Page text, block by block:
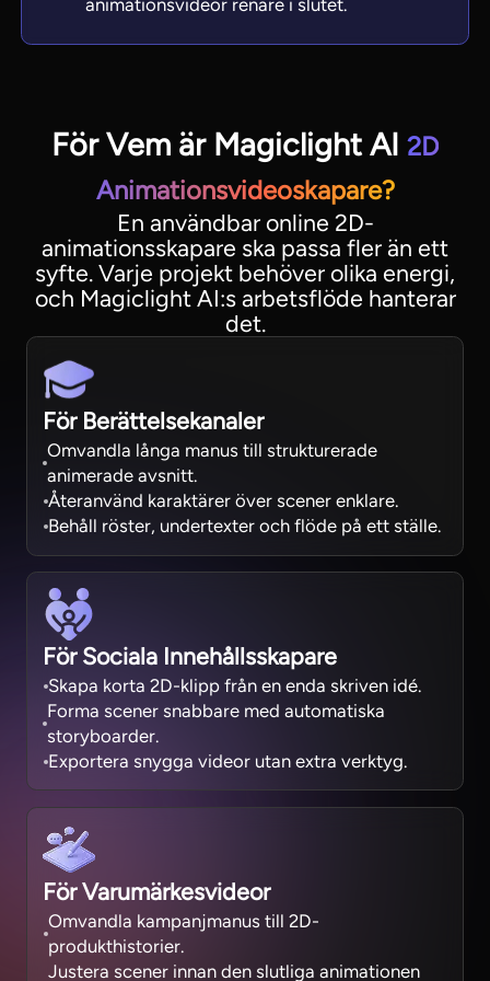
För Vem är Magiclight AI 2D
Animationsvideoskapare?
En användbar online 2D-
animationsskapare ska passa fler än ett
syfte. Varje projekt behöver olika energi,
och Magiclight AI:s arbetsflöde hanterar
det.
För Berättelsekanaler
Omvandla långa manus till strukturerade
animerade avsnitt.
Återanvänd karaktärer över scener enklare.
Behåll röster, undertexter och flöde på ett ställe.
För Sociala Innehållsskapare
Skapa korta 2D-klipp från en enda skriven idé.
Forma scener snabbare med automatiska
storyboarder.
Exportera snygga videor utan extra verktyg.
För Varumärkesvideor
Omvandla kampanjmanus till 2D-
produkthistorier.
Justera scener innan den slutliga animationen